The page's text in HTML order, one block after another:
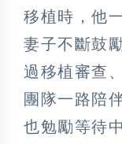
移植時，他
妻子不斷鼓
過移植審查
團隊一路陪
也勉勵等待